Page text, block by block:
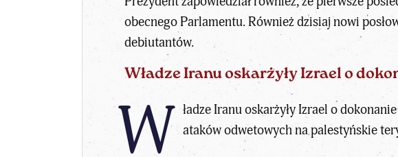
obecnego Parlamentu. Również dzisiaj nowi
debiutantów.
Władze Iranu oskarżyły Izrael o
W ładze Iranu oskarżyły Izrael o
ataków odwetowych na palestyńskie